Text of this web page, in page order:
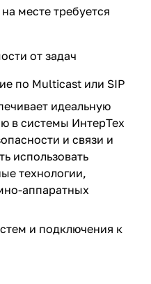
месте требуется
от задач
по Multicast или SIP
идеальную
в системы ИнтерТех
и связи и
использовать
технологии,
аппаратных
и подключения к